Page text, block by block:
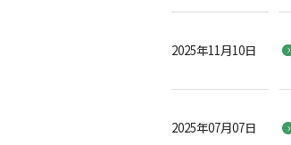
2025年11月10日
2025年07月07日